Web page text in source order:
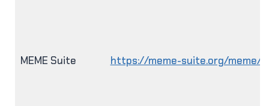
MEME Suite https://meme-suite.org/meme/